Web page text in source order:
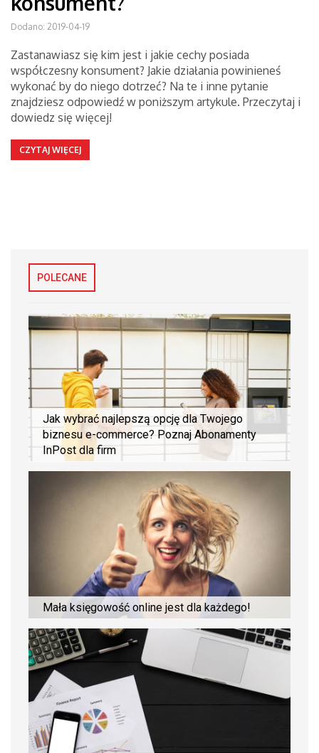
Dodano: 2019-04-19
Zastanawiasz się kim jest i jakie cechy posiada
współczesny konsument? Jakie działania powinieneś
wykonać by do niego dotrzeć? Na te i inne pytanie
znajdziesz odpowiedź w poniższym artykule. Przeczytaj i
dowiedz się więcej!
CZYTAJ WIĘCEJ
POLECANE
Jak wybrać najlepszą opcję dla Twojego
biznesu e-commerce? Poznaj Abonamenty
InPost dla firm
Mała księgowość online jest dla każdego!